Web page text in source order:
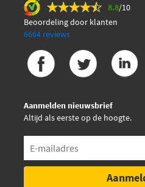
8.8/10
Beoordeling door klanten
6664 reviews
Aanmelden nieuwsbrief
Altijd als eerste op de hoogte.